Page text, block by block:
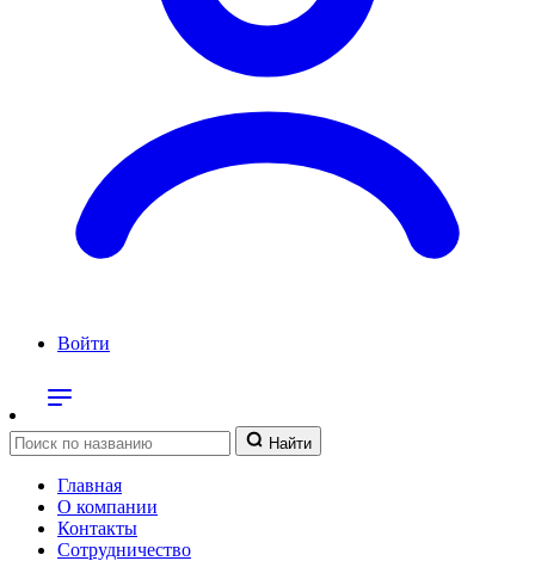
Войти
Найти
Главная
О компании
Контакты
Сотрудничество